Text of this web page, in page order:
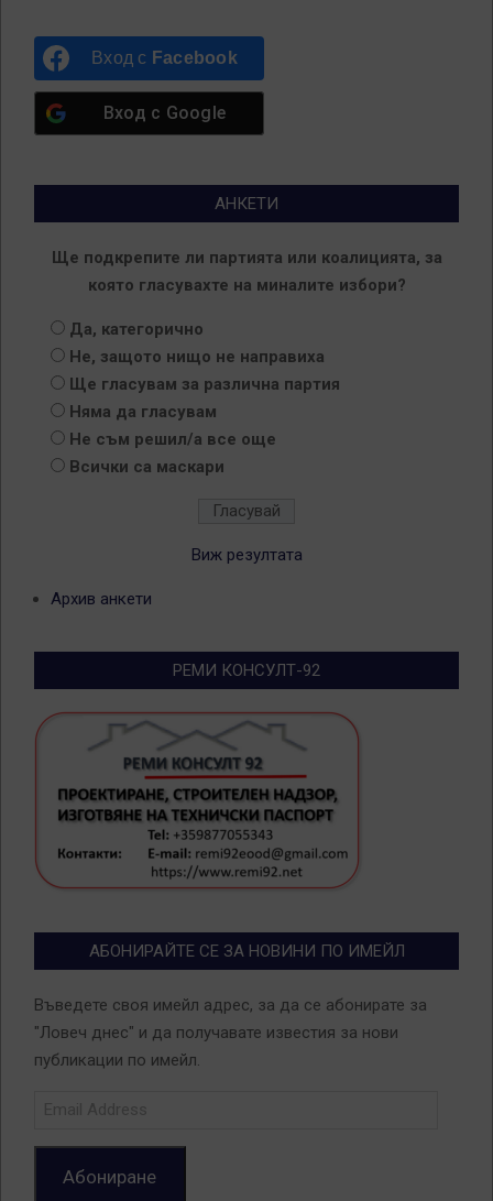
Вход с Facebook
Вход с Google
АНКЕТИ
Ще подкрепите ли партията или коалицията, за
която гласувахте на миналите избори?
Да, категорично
Не, защото нищо не направиха
Ще гласувам за различна партия
Няма да гласувам
Не съм решил/а все още
Всички са маскари
Виж резултата
Архив анкети
РЕМИ КОНСУЛТ-92
АБОНИРАЙТЕ СЕ ЗА НОВИНИ ПО ИМЕЙЛ
Въведете своя имейл адрес, за да се абонирате за
"Ловеч днес" и да получавате известия за нови
публикации по имейл.
Абониране